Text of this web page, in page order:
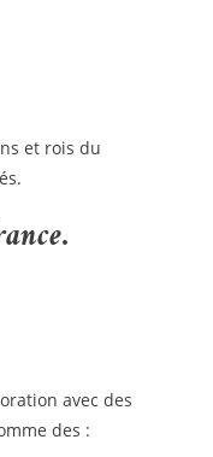
et rois du
avec des
des :